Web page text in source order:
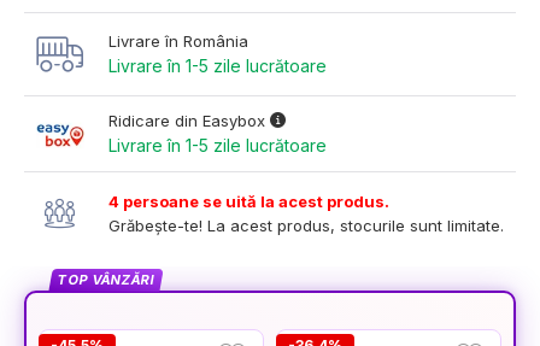
Livrare în România
Livrare în 1-5 zile lucrătoare
Ridicare din Easybox
Livrare în 1-5 zile lucrătoare
4 persoane se uită la acest produs.
Grăbește-te! La acest produs, stocurile sunt limitate.
TOP VÂNZĂRI